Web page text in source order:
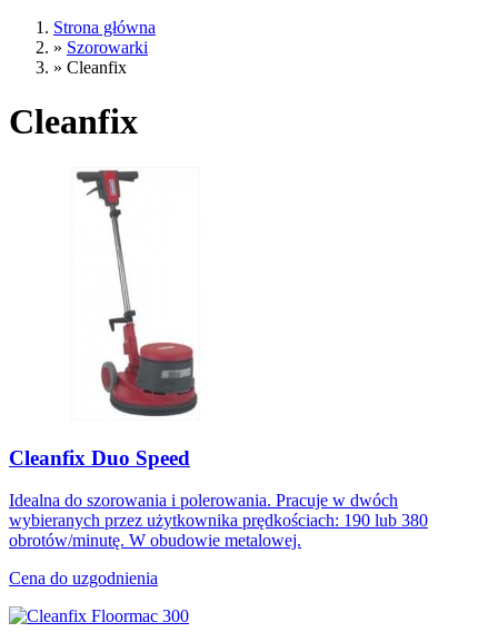
Strona główna
» Szorowarki
» Cleanfix
Cleanfix
Cleanfix Duo Speed
Idealna do szorowania i polerowania. Pracuje w dwóch
wybieranych przez użytkownika prędkościach: 190 lub 380
obrotów/minutę. W obudowie metalowej.
Cena do uzgodnienia